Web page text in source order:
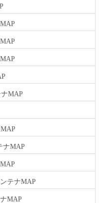
MAP
ナMAP
テナMAP
MAP